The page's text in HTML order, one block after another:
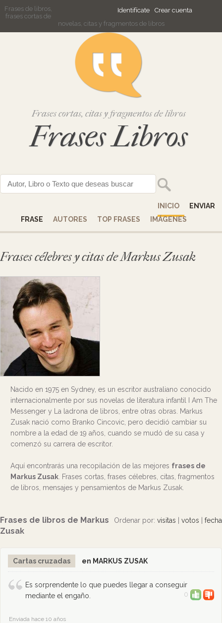
Identifícate Crear cuenta
Frases de libros,
frases cortas de
novelas, citas y fragmentos de libros
Frases cortas, citas y fragmentos de libros
Frases Libros
INICIO
ENVIAR
FRASE
AUTORES TOP FRASES IMÁGENES
Frases célebres y citas de Markus Zusak
Nacido en 1975 en Sydney, es un escritor australiano conocido
internacionalmente por sus novelas de literatura infantil I Am The
Messenger y La ladrona de libros, entre otras obras. Markus
Zusak nació como Branko Cincovic, pero decidió cambiar su
nombre a la edad de 19 años, cuando se mudó de su casa y
comenzó su carrera de escritor.
Aquí encontrarás una recopilación de las mejores frases de
Markus Zusak . Frases cortas, frases célebres, citas, fragmentos
de libros, mensajes y pensamientos de Markus Zusak.
Ordenar por: visitas votos fecha
Frases de libros de Markus
Zusak
Cartas cruzadas en MARKUS ZUSAK
Es sorprendente lo que puedes llegar a conseguir
mediante el engaño.
0
Enviada hace 10 años